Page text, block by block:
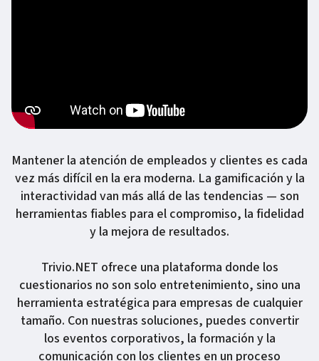
Mantener la atención de empleados y clientes es cada
vez más difícil en la era moderna. La gamificación y la
interactividad van más allá de las tendencias — son
herramientas fiables para el compromiso, la fidelidad
y la mejora de resultados.
Trivio.NET ofrece una plataforma donde los
cuestionarios no son solo entretenimiento, sino una
herramienta estratégica para empresas de cualquier
tamaño. Con nuestras soluciones, puedes convertir
los eventos corporativos, la formación y la
comunicación con los clientes en un proceso